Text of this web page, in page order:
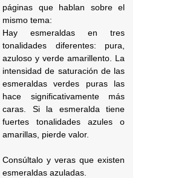
páginas que hablan sobre el
mismo tema:
Hay esmeraldas en tres
tonalidades diferentes: pura,
azuloso y verde amarillento. La
intensidad de saturación de las
esmeraldas verdes puras las
hace significativamente más
caras. Si la esmeralda tiene
fuertes tonalidades azules o
amarillas, pierde valor.
Consúltalo y veras que existen
esmeraldas azuladas.